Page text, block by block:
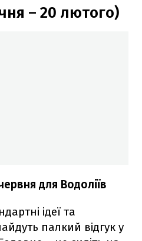
– 20 лютого)
для Водоліїв
ідеї та
палкий відгук у